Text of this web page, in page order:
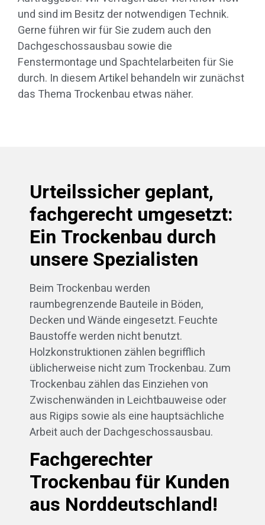
und sind im Besitz der notwendigen Technik.
Gerne führen wir für Sie zudem auch den
Dachgeschossausbau sowie die
Fenstermontage und Spachtelarbeiten für Sie
durch. In diesem Artikel behandeln wir zunächst
das Thema Trockenbau etwas näher.
Urteilssicher geplant,
fachgerecht umgesetzt:
Ein Trockenbau durch
unsere Spezialisten
Beim Trockenbau werden
raumbegrenzende Bauteile in Böden,
Decken und Wände eingesetzt. Feuchte
Baustoffe werden nicht benutzt.
Holzkonstruktionen zählen begrifflich
üblicherweise nicht zum Trockenbau. Zum
Trockenbau zählen das Einziehen von
Zwischenwänden in Leichtbauweise oder
aus Rigips sowie als eine hauptsächliche
Arbeit auch der Dachgeschossausbau.
Fachgerechter
Trockenbau für Kunden
aus Norddeutschland!